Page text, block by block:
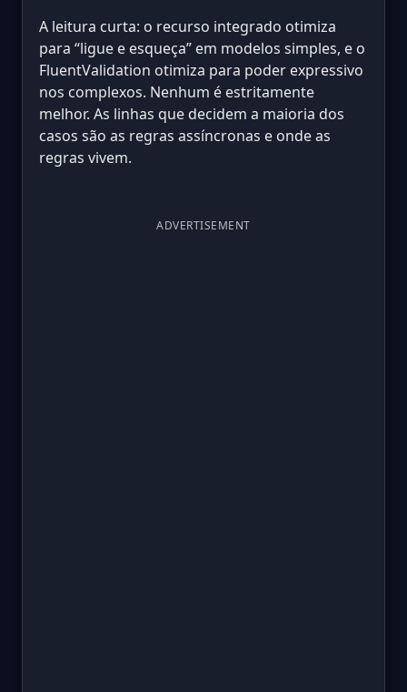
A leitura curta: o recurso integrado otimiza
para “ligue e esqueça” em modelos simples, e o
FluentValidation otimiza para poder expressivo
nos complexos. Nenhum é estritamente
melhor. As linhas que decidem a maioria dos
casos são as regras assíncronas e onde as
regras vivem.
ADVERTISEMENT